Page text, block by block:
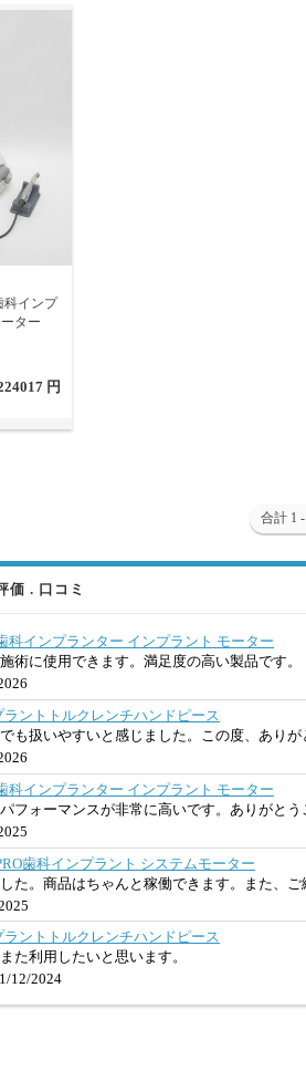
な結果
科インプ
ター
円
合計 1
価 . 口コミ
科インプランター インプラント モーター
術に使用できます。満足度の高い製品です。
ラントトルクレンチハンドピース
も扱いやすいと感じました。この度、ありが
科インプランター インプラント モーター
フォーマンスが非常に高いです。ありがとう
歯科インプラント システムモーター
た。商品はちゃんと稼働できます。また、ご
ラントトルクレンチハンドピース
た利用したいと思います。
12/2024